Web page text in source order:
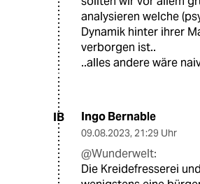
analysieren welche
Dynamik hinter ihrer
verborgen ist..
..alles andere wäre
IB Ingo Bernable
09.08.2023, 21:29 Uhr
@Wunderwelt:
Die Kreidefresserei